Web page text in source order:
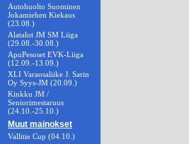
Autohuolto Suominen
Jokamiehen Kiekaus
(23.08.)
Alatalot JM SM Liiga
(29.08.-30.08.)
ApuPesoset EVK-Liiga
(12.09.-13.09.)
XLI Varaosaliike J. Sarin
Oy Syys-JM (20.09.)
Kinkku JM /
Seniorimestaruus
(24.10.-25.10.)
Muut mainokset
Vallitie Cup (04.10.)